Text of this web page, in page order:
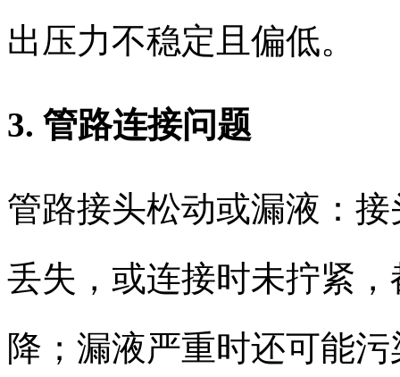
出压力不稳定且偏低。
3. 管路连接问题
管路接头松动或漏液：
丢失，或连接时未拧紧
降；漏液严重时还可能